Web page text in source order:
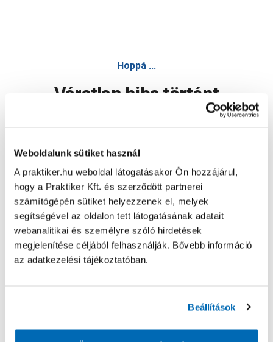
Weboldalunk sütiket használ
A praktiker.hu weboldal látogatásakor Ön hozzájárul,
hogy a Praktiker Kft. és szerződött partnerei
számítógépén sütiket helyezzenek el, melyek
segítségével az oldalon tett látogatásának adatait
webanalitikai és személyre szóló hirdetések
megjelenítése céljából felhasználják. Bővebb információ
az adatkezelési tájékoztatóban.
Beállítások
Hoppá ...
Váratlan hiba történt
Oldal újratöltése